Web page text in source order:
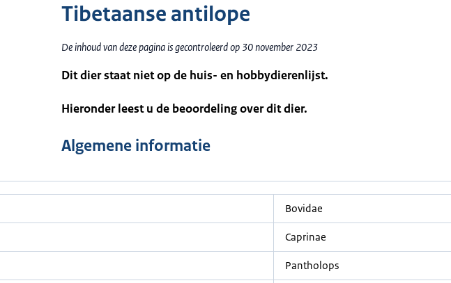
Tibetaanse antilope
De inhoud van deze pagina is gecontroleerd op 30 november 2023
Dit dier staat niet op de huis- en hobbydierenlijst.
Hieronder leest u de beoordeling over dit dier.
Algemene informatie
Bovidae
Caprinae
Pantholops